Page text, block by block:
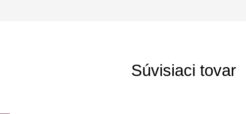
Súvisiaci tovar